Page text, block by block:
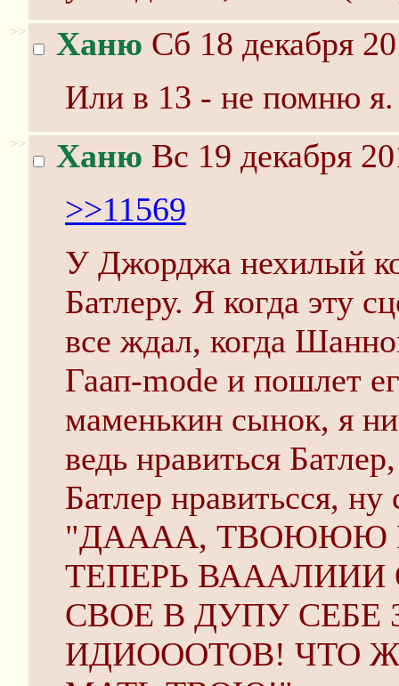
>> Ханю Сб 18 декабря
Или в 13 - не помню я.
>> Ханю Вс 19 декабря
>>11569
У Джорджа нехилый
Батлеру. Я когда эту
все ждал, когда
Гаап-mode и пошлет
маменькин сынок, я
ведь нравиться
Батлер нравитьсся,
"ДАААА, ТВОЮЮЮ
ТЕПЕРЬ
СВОЕ В ДУПУ СЕБЕ
ИДИОООТОВ! ЧТО